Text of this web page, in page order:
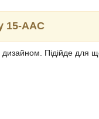
15-AAC
Підійде для